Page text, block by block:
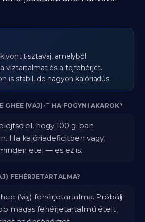
tisztavaj, amelyből
víztartalmat és a tejfehérjét.
is stabil, de nagyon kalóriadús.
GHEE (VAJ)-T HA FOGYNI AKAROK?
el, hogy 100 g-ban
Ha kalóriadeficitben vagy,
étel — és ez is.
FEHÉRJETARTALMA?
(Vaj) fehérjetartalma. Próbálj
magas fehérjetartalmú ételt